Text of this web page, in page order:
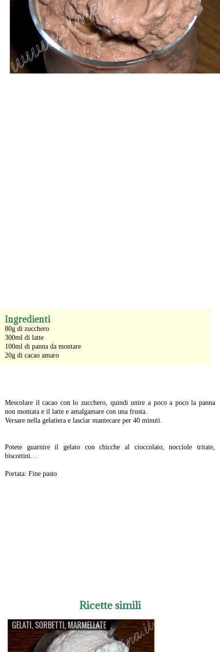
Ingredienti
80g di zucchero
300ml di latte
100ml di panna da montare
20g di cacao amaro
Mescolare il cacao con lo zucchero, quindi unire a poco a poco la panna
non montata e il latte e amalgamare con una frusta.
Versare nella gelatiera e lasciar mantecare per 40 minuti.
Potete guarnire il gelato con chicche al cioccolato, nocciole tritate,
biscottini…
Portata: Fine pasto
Ricette simili
GELATI, SORBETTI, MARMELLATE